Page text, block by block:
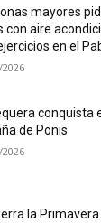
mayores
con aire
en el
conquista
de Ponis
la Primavera